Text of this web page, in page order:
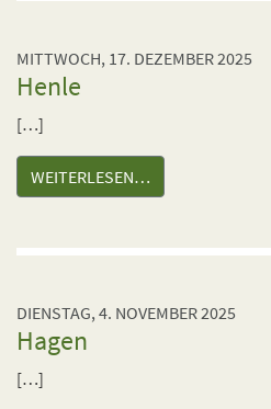
MITTWOCH, 17. DEZEMBER 2025
Henle
[…]
WEITERLESEN…
DIENSTAG, 4. NOVEMBER 2025
Hagen
[…]